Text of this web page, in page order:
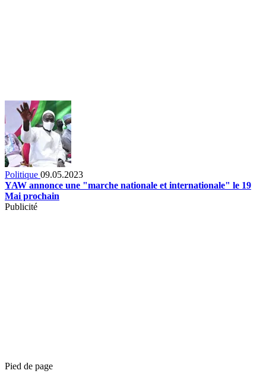
Politique 09.05.2023
YAW annonce une "marche nationale et internationale" le 19
Mai prochain
Publicité
Pied de page